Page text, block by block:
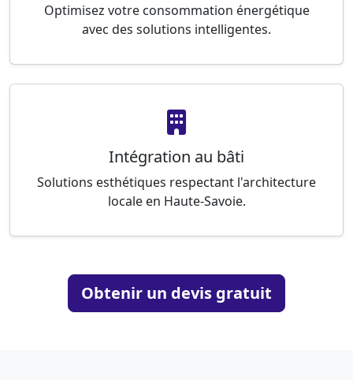
Optimisez votre consommation énergétique
avec des solutions intelligentes.
Intégration au bâti
Solutions esthétiques respectant l'architecture
locale en Haute-Savoie.
Obtenir un devis gratuit